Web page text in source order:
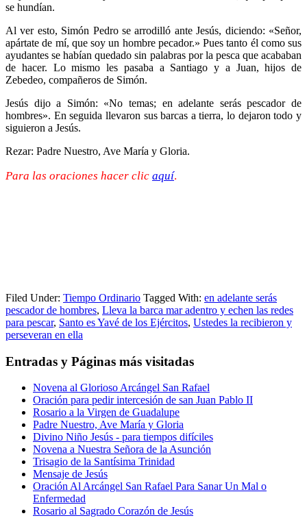
se hundían.
Al ver esto, Simón Pedro se arrodilló ante Jesús, diciendo: «Señor,
apártate de mí, que soy un hombre pecador.» Pues tanto él como sus
ayudantes se habían quedado sin palabras por la pesca que acababan
de hacer. Lo mismo les pasaba a Santiago y a Juan, hijos de
Zebedeo, compañeros de Simón.
Jesús dijo a Simón: «No temas; en adelante serás pescador de
hombres». En seguida llevaron sus barcas a tierra, lo dejaron todo y
siguieron a Jesús.
Rezar: Padre Nuestro, Ave María y Gloria.
Para las oraciones hacer clic aquí.
Filed Under: Tiempo Ordinario Tagged With: en adelante serás
pescador de hombres, Lleva la barca mar adentro y echen las redes
para pescar, Santo es Yavé de los Ejércitos, Ustedes la recibieron y
perseveran en ella
Entradas y Páginas más visitadas
Novena al Glorioso Arcángel San Rafael
Oración para pedir intercesión de san Juan Pablo II
Rosario a la Virgen de Guadalupe
Padre Nuestro, Ave María y Gloria
Divino Niño Jesús - para tiempos difíciles
Novena a Nuestra Señora de la Asunción
Trisagio de la Santísima Trinidad
Mensaje de Jesús
Oración Al Arcángel San Rafael Para Sanar Un Mal o
Enfermedad
Rosario al Sagrado Corazón de Jesús